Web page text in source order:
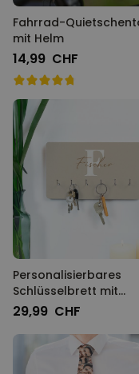
Fahrrad-
mit Helm
14,99 CHF
Personalisierbares
Schlüsselbrett mit
Monogramm
29,99 CHF